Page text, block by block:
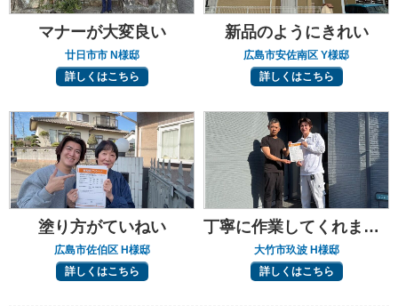
マナーが大変良い
廿日市市 N様邸
詳しくはこちら
新品のようにきれい
広島市安佐南区 Y様邸
詳しくはこちら
塗り方がていねい
広島市佐伯区 H様邸
詳しくはこちら
丁寧に作業してくれました
大竹市玖波 H様邸
詳しくはこちら